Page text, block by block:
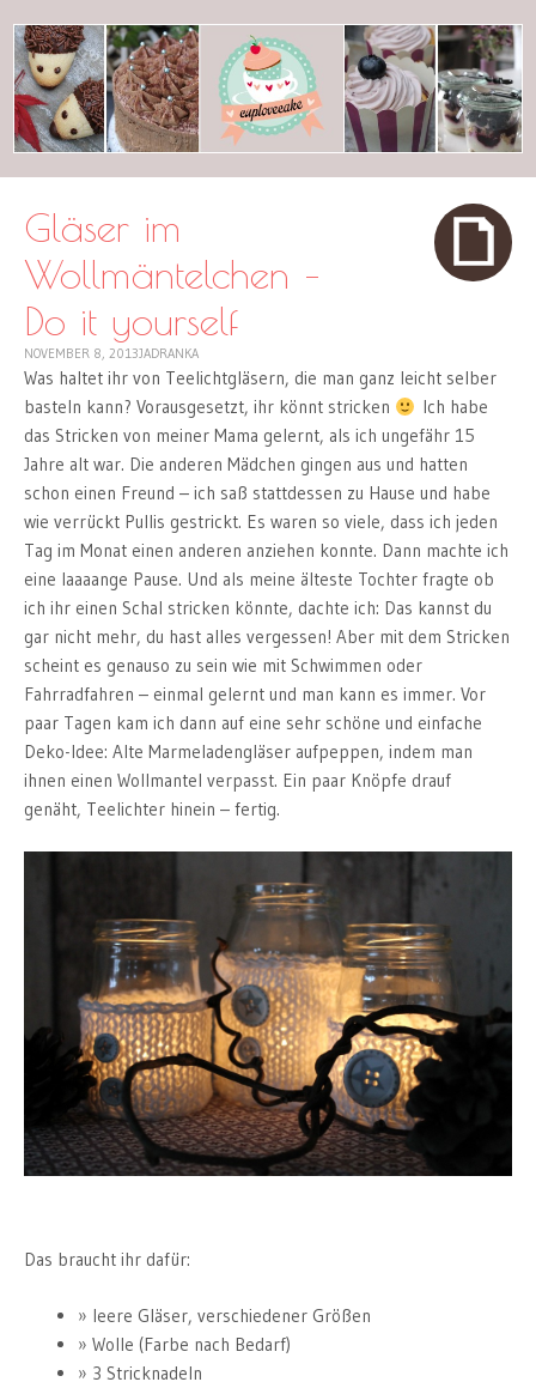
cuplovecake
Gläser im
Wollmäntelchen –
Do it yourself
NOVEMBER 8, 2013JADRANKA
Was haltet ihr von Teelichtgläsern, die man ganz leicht selber
basteln kann? Vorausgesetzt, ihr könnt stricken
Ich habe
das Stricken von meiner Mama gelernt, als ich ungefähr 15
Jahre alt war. Die anderen Mädchen gingen aus und hatten
schon einen Freund – ich saß stattdessen zu Hause und habe
wie verrückt Pullis gestrickt. Es waren so viele, dass ich jeden
Tag im Monat einen anderen anziehen konnte. Dann machte ich
eine laaaange Pause. Und als meine älteste Tochter fragte ob
ich ihr einen Schal stricken könnte, dachte ich: Das kannst du
gar nicht mehr, du hast alles vergessen! Aber mit dem Stricken
scheint es genauso zu sein wie mit Schwimmen oder
Fahrradfahren – einmal gelernt und man kann es immer. Vor
paar Tagen kam ich dann auf eine sehr schöne und einfache
Deko-Idee: Alte Marmeladengläser aufpeppen, indem man
ihnen einen Wollmantel verpasst. Ein paar Knöpfe drauf
genäht, Teelichter hinein – fertig.
Das braucht ihr dafür:
leere Gläser, verschiedener Größen
Wolle (Farbe nach Bedarf)
3 Stricknadeln